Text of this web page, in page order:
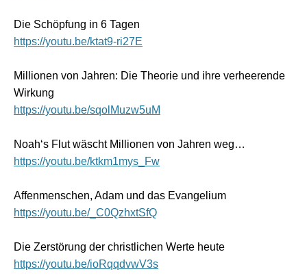
Die Schöpfung in 6 Tagen
https://youtu.be/ktat9-ri27E
Millionen von Jahren: Die Theorie und ihre verheerende
Wirkung
https://youtu.be/sqolMuzw5uM
Noah‘s Flut wäscht Millionen von Jahren weg…
https://youtu.be/ktkm1mys_Fw
Affenmenschen, Adam und das Evangelium
https://youtu.be/_C0QzhxtSfQ
Die Zerstörung der christlichen Werte heute
https://youtu.be/ioRqqdvwV3s